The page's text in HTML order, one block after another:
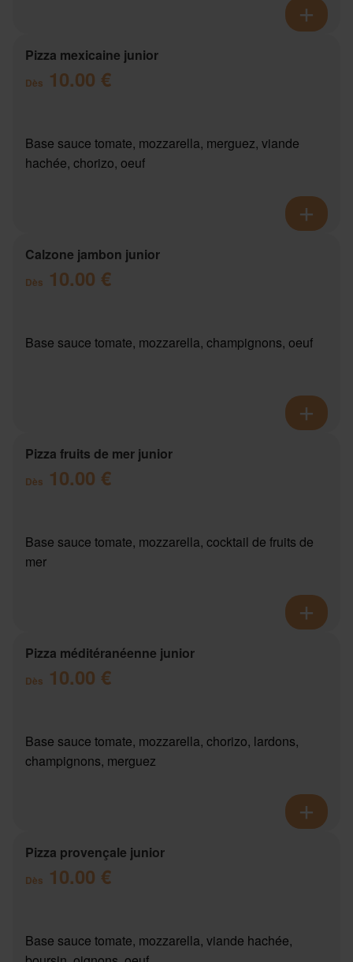
Pizza mexicaine junior
Dès 10.00 €
Base sauce tomate, mozzarella, merguez, viande
hachée, chorizo, oeuf
Calzone jambon junior
Dès 10.00 €
Base sauce tomate, mozzarella, champignons, oeuf
Pizza fruits de mer junior
Dès 10.00 €
Base sauce tomate, mozzarella, cocktail de fruits de
mer
Pizza méditéranéenne junior
Dès 10.00 €
Base sauce tomate, mozzarella, chorizo, lardons,
champignons, merguez
Pizza provençale junior
Dès 10.00 €
Base sauce tomate, mozzarella, viande hachée,